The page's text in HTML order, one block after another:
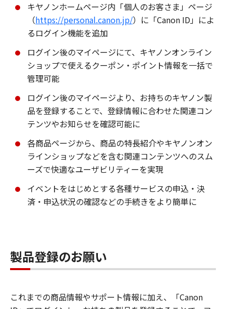
キヤノンホームページ内「個人のお客さま」ページ
（https://personal.canon.jp/）に「Canon ID」によ
るログイン機能を追加
ログイン後のマイページにて、キヤノンオンライン
ショップで使えるクーポン・ポイント情報を一括で
管理可能
ログイン後のマイページより、お持ちのキヤノン製
品を登録することで、登録情報に合わせた関連コン
テンツやお知らせを確認可能に
各商品ページから、商品の特長紹介やキヤノンオン
ラインショップなどを含む関連コンテンツへのスム
ーズで快適なユーザビリティーを実現
イベントをはじめとする各種サービスの申込・決
済・申込状況の確認などの手続きをより簡単に
製品登録のお願い
これまでの商品情報やサポート情報に加え、「Canon